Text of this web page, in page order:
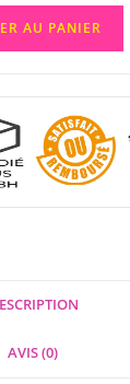
AU PANIER
AVIS (0)